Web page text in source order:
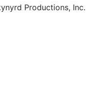
Productions, Inc.